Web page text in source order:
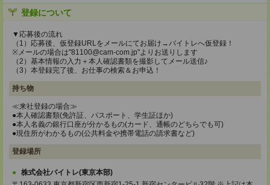
登録について
▼応募後の流れ
（1）応募後、仮登録URLをメールにてお届け→バイトレへ仮登録！
※メールの場合は"81100@cam-com.jp"よりお送りします
（2）基本情報の入力＋本人確認書類を撮影してメール送信♪
（3）本登録完了後、お仕事の検索＆お申込！
持ち物
≪来社登録の場合≫
●本人確認書類(免許証、パスポート、学生証ほか)
●本人名義の銀行口座が分かるもの(カード、通帳のどちらでも可)
●現住所がわかるもの(公共料金や携帯電話の請求書など)
登録場所
株式会社バイトレ(東京本部)